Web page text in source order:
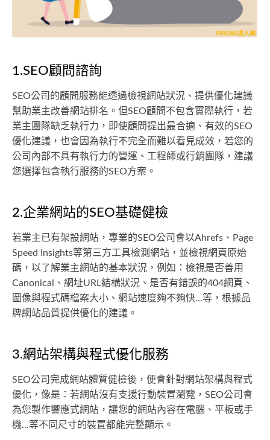
1.SEO顧問諮詢
SEO公司的顧問服務能透過檢視網站狀況、提供優化建議
幫助業主改善網站排名。但SEO顧問不包含實際執行，若
業主團隊缺乏執行力，即使顧問提出最合適、有效的SEO
優化建議，也會因為執行不完全而難以看見成效，若您的
公司內部不具有執行力的營運、工程師或行銷團隊，建議
您選擇包含執行服務的SEO方案。
2.企業網站的SEO基礎健檢
若業主已有架設網站，專業的SEO公司會以Ahrefs、Page
Speed Insights等第三方工具檢測網站，並檢視網頁原始
碼，以了解業主網站的基本狀況，例如：檢視是否善用
Canonical、網址URL結構狀況、是否有錯誤的404網頁、
圖像與程式碼檔案大小、網站速度夠不夠快...等，根據品
牌網站品質提供優化的建議。
3.網站架構與程式優化服務
SEO公司完成網站體質健檢後，便會針對網站架構與程式
優化，像是：若網站沒有支援行動裝置瀏覽，SEO公司會
為您製作響應式網站，讓您的網站內容在電腦、平板或手
機...等不同尺寸的裝置都能完整顯示。